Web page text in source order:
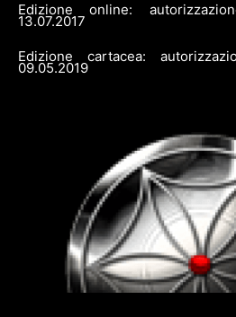
Edizione online:
13.07.2017
Edizione cartacea:
09.05.2019